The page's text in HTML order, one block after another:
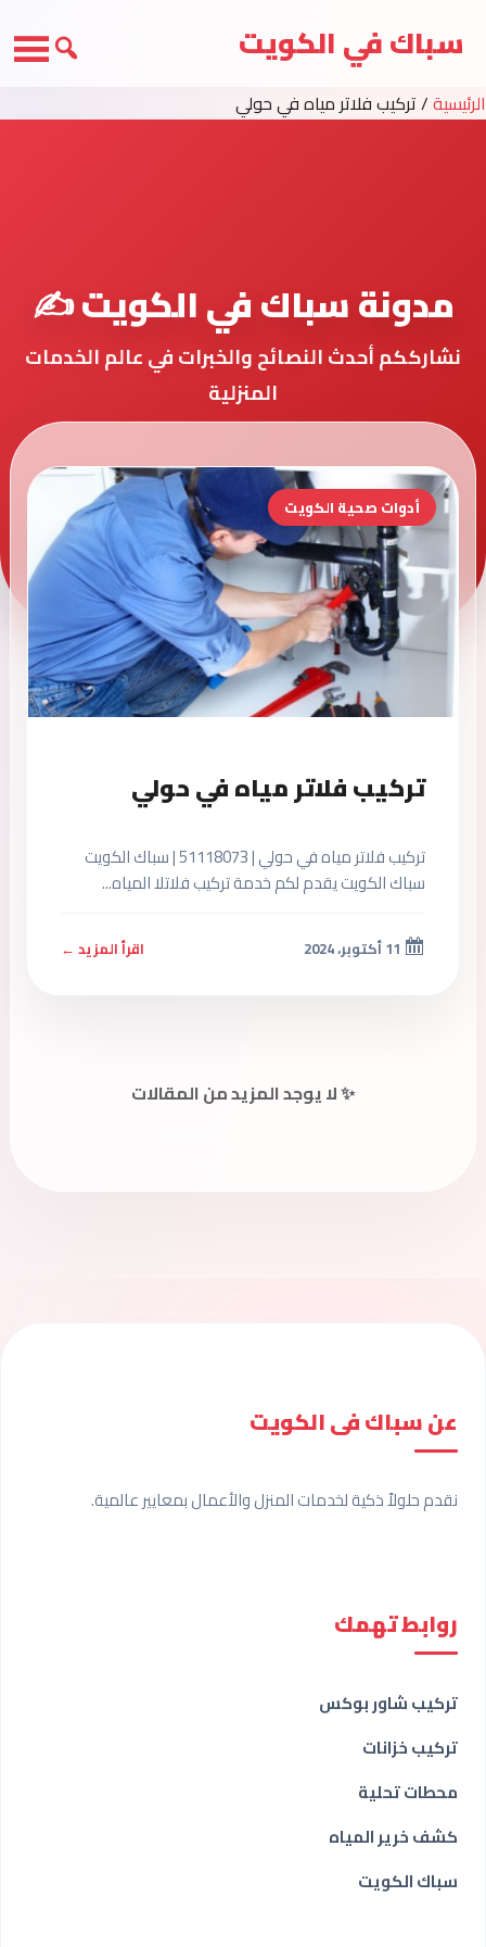
سباك في الكويت
الرئيسية/تركيب فلاتر مياه في حولي
مدونة سباك في الكويت ✍️
نشارككم أحدث النصائح والخبرات في عالم الخدمات
المنزلية
أدوات صحية الكويت
تركيب فلاتر مياه في حولي
تركيب فلاتر مياه في حولي | 51118073 | سباك الكويت
سباك الكويت يقدم لكم خدمة تركيب فلاتلا المياه...
اقرأ المزيد ←
✨ لا يوجد المزيد من المقالات
عن سباك فى الكويت
نقدم حلولاً ذكية لخدمات المنزل والأعمال بمعايير عالمية.
روابط تهمك
تركيب شاور بوكس
تركيب خزانات
محطات تحلية
كشف خرير المياه
سباك الكويت